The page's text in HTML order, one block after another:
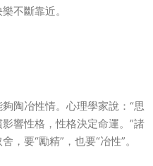
不斷靠近。
陶冶性情。心理學家說：“思
響性格，性格決定命運。”諸
，要“勵精”，也要“冶性”。